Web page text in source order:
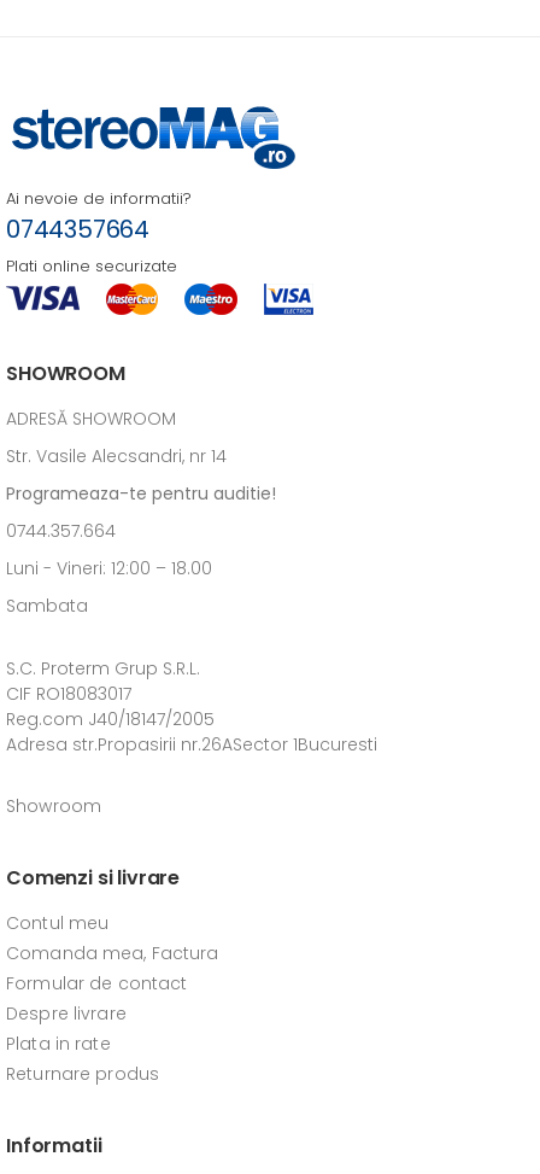
Ai nevoie de informatii?
0744357664
Plati online securizate
SHOWROOM
ADRESĂ SHOWROOM
Str. Vasile Alecsandri, nr 14
Programeaza-te pentru auditie!
0744.357.664
Luni - Vineri: 12:00 – 18.00
Sambata
S.C. Proterm Grup S.R.L.
CIF RO18083017
Reg.com J40/18147/2005
Adresa str.Propasirii nr.26ASector 1Bucuresti
Showroom
Comenzi si livrare
Contul meu
Comanda mea, Factura
Formular de contact
Despre livrare
Plata in rate
Returnare produs
Informatii